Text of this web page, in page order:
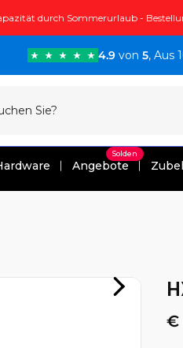
durch Sommerurlaub -
4.9von 5, Aus
Angebote
Solden
€